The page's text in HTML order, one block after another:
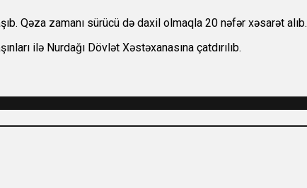
Qəza zamanı sürücü də daxil olmaqla 20 nəfər xəsarət alıb.
ilə Nurdağı Dövlət Xəstəxanasına çatdırılıb.